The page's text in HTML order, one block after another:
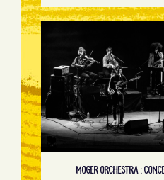
MOGER ORCHESTRA :